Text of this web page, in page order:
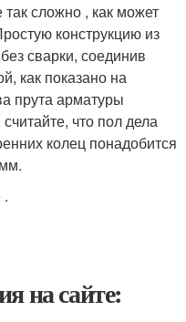
сложно , как может
конструкцию из
сварки, соединив
как показано на
прута арматуры
что пол дела
колец понадобится
.
на сайте: